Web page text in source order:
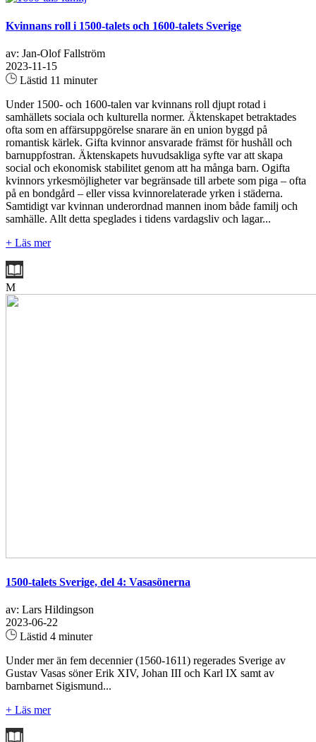
Kvinnans roll i 1500-talets och 1600-talets Sverige
av: Jan-Olof Fallström
2023-11-15
Lästid 11 minuter
Under 1500- och 1600-talen var kvinnans roll djupt rotad i
samhällets sociala och kulturella normer. Äktenskapet betraktades
ofta som en affärsuppgörelse snarare än en union byggd på
romantisk kärlek. Gifta kvinnor ansvarade främst för hushåll och
barnuppfostran. Äktenskapets huvudsakliga syfte var att skapa
social och ekonomisk stabilitet genom att ha många barn. Ogifta
kvinnors yrkesmöjligheter var begränsade till arbete som piga – ofta
på en bondgård – eller vissa kvinnorelaterade yrken i städerna.
Samtidigt var kvinnan underordnad mannen inom både familj och
samhälle. Allt detta speglades i tidens vardagsliv och lagar...
+ Läs mer
M
1500-talets Sverige, del 4: Vasasönerna
av: Lars Hildingson
2023-06-22
Lästid 4 minuter
Under mer än fem decennier (1560-1611) regerades Sverige av
Gustav Vasas söner Erik XIV, Johan III och Karl IX samt av
barnbarnet Sigismund...
+ Läs mer